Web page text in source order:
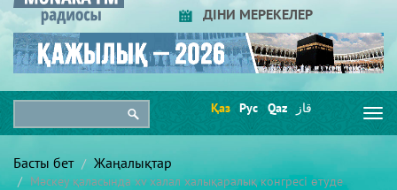
ДІНИ МЕРЕКЕЛЕР
Қаз Рус Qaz قاز
Басты бет Жаңалықтар
Мәскеу қаласында xv халал халықаралық конгресі өтуде